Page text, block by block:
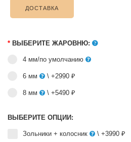
ДОСТАВКА
* ВЫБЕРИТЕ ЖАРОВНЮ:
4 мм/по умолчанию
6 мм \ +2990 ₽
8 мм \ +5490 ₽
ВЫБЕРИТЕ ОПЦИИ:
Зольники + колосник \ +3990 ₽